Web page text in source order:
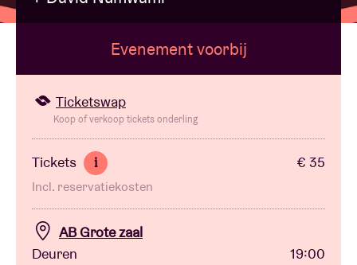
BRDCST
Concertcheque
Over AB
Evenement voorbij
Ticketswap
Koop of verkoop tickets onderling
Tickets i € 35
Incl. reservatiekosten
AB Grote zaal
Deuren
19:00